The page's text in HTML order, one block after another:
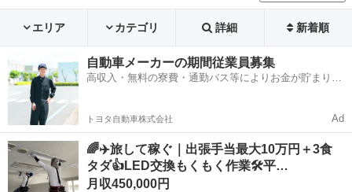
エリア カテゴリ 詳細 新着順
自動車メーカーの期間従業員募集
高収入・無料の寮費・通勤バス等によりお金が貯まりや
トヨタ自動車株式会社 Ad
🌈✈️旅して稼ぐ｜出張手当最大10万円＋3食
タダ👍LED交換もくもく作業🛠️平…
月収450,000円